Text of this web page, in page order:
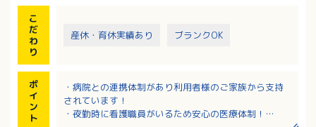
こ
だ
わ
り
産休・育休実績あり ブランクOK
ポ
イ
ン
ト
・病院との連携体制があり利用者様のご家族から支持
されています！
・夜勤時に看護職員がいるため安心の医療体制！